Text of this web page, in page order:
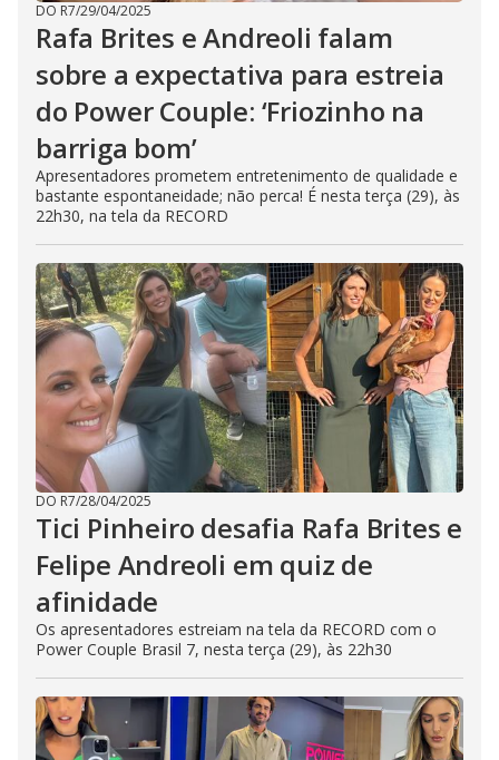
DO R7/29/04/2025
Rafa Brites e Andreoli falam
sobre a expectativa para estreia
do Power Couple: ‘Friozinho na
barriga bom’
Apresentadores prometem entretenimento de qualidade e
bastante espontaneidade; não perca! É nesta terça (29), às
22h30, na tela da RECORD
DO R7/28/04/2025
Tici Pinheiro desafia Rafa Brites e
Felipe Andreoli em quiz de
afinidade
Os apresentadores estreiam na tela da RECORD com o
Power Couple Brasil 7, nesta terça (29), às 22h30